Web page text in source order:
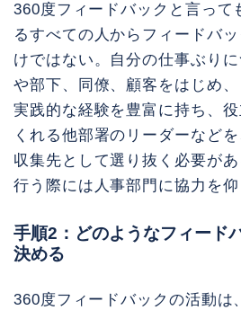
360度フィードバックと言って
るすべての人からフィードバ
けではない。自分の仕事ぶり
や部下、同僚、顧客をはじめ
実践的な経験を豊富に持ち、
くれる他部署のリーダーなど
収集先として選り抜く必要が
行う際には人事部門に協力を仰
手順2：どのようなフィード
決める
360度フィードバックの活動は